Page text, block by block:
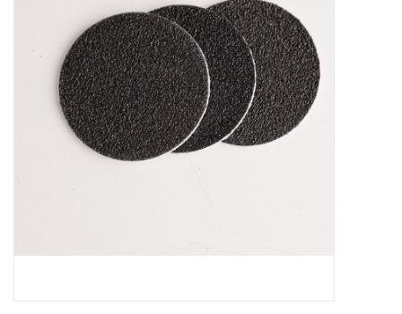
NailArt Producten
Startpakketten
NIEUW! MBS Producten